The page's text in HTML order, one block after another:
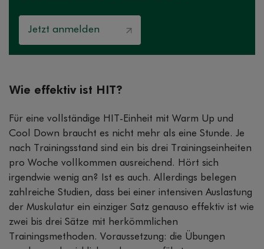
Jetzt anmelden
Wie effektiv ist HIT?
Für eine vollständige HIT-Einheit mit Warm Up und
Cool Down braucht es nicht mehr als eine Stunde. Je
nach Trainingsstand sind ein bis drei Trainingseinheiten
pro Woche vollkommen ausreichend. Hört sich
irgendwie wenig an? Ist es auch. Allerdings belegen
zahlreiche Studien, dass bei einer intensiven Auslastung
der Muskulatur ein einziger Satz genauso effektiv ist wie
zwei bis drei Sätze mit herkömmlichen
Trainingsmethoden. Voraussetzung: die Übungen